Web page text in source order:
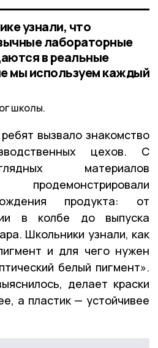
узнали, что
лабораторные
в реальные
мы используем каждый
школы.
вызвало знакомство
цехов. С
материалов
продемонстрировали
продукта: от
в колбе до выпуска
Школьники узнали, как
и для чего нужен
белый пигмент».
делает краски
а пластик — устойчивее